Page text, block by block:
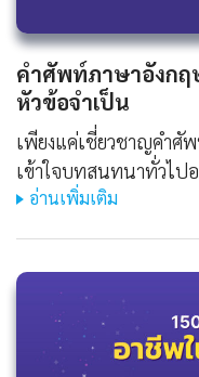
คําศัพท์ภาษาอังกฤ
หัวข้อจำเป็น
เพียงแค่เชี่ยวชาญคำศั
เข้าใจบทสนทนาทั่วไป
อ่านเพิ่มเติม